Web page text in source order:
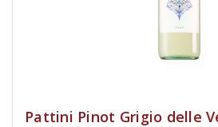
Pattini Pinot Grigio delle